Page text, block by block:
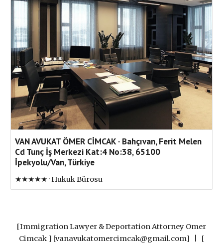
VAN AVUKAT ÖMER CİMCAK · Bahçıvan, Ferit Melen
Cd Tunç İş Merkezi Kat:4 No:38, 65100
İpekyolu/Van, Türkiye
★★★★★ · Hukuk Bürosu
[Immigration Lawyer & Deportation Attorney Omer
Cimcak ] [vanavukatomercimcak@gmail.com] | [